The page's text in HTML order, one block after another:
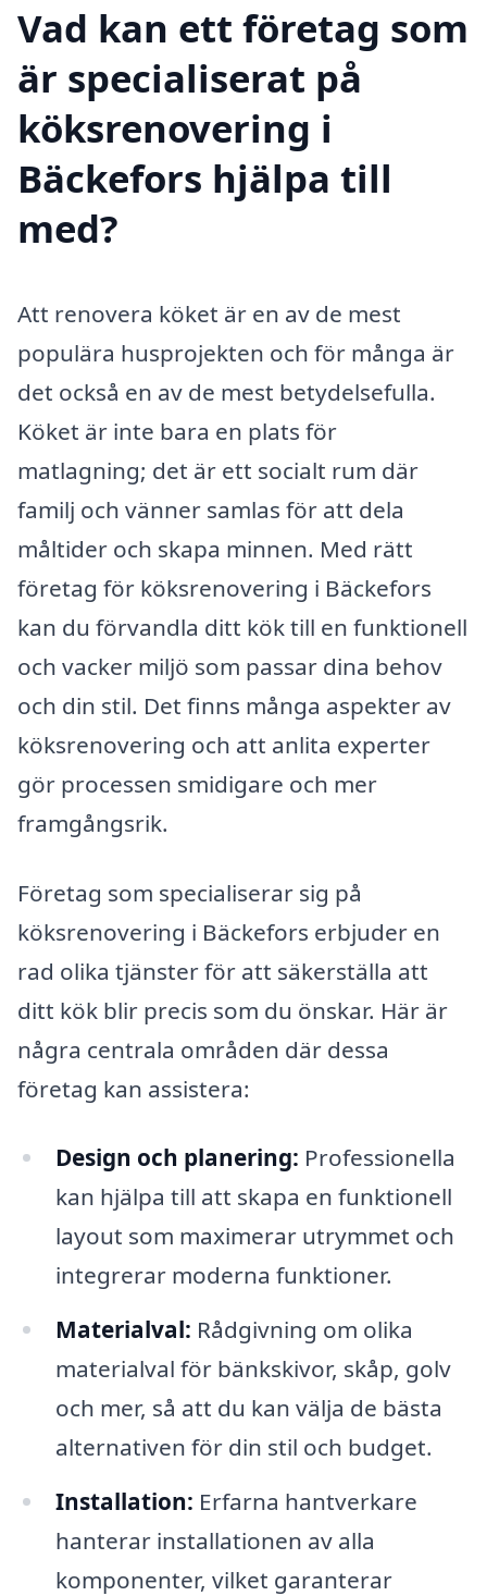
Vad kan ett företag som
är specialiserat på
köksrenovering i
Bäckefors hjälpa till
med?
Att renovera köket är en av de mest
populära husprojekten och för många är
det också en av de mest betydelsefulla.
Köket är inte bara en plats för
matlagning; det är ett socialt rum där
familj och vänner samlas för att dela
måltider och skapa minnen. Med rätt
företag för köksrenovering i Bäckefors
kan du förvandla ditt kök till en funktionell
och vacker miljö som passar dina behov
och din stil. Det finns många aspekter av
köksrenovering och att anlita experter
gör processen smidigare och mer
framgångsrik.
Företag som specialiserar sig på
köksrenovering i Bäckefors erbjuder en
rad olika tjänster för att säkerställa att
ditt kök blir precis som du önskar. Här är
några centrala områden där dessa
företag kan assistera:
Design och planering: Professionella
kan hjälpa till att skapa en funktionell
layout som maximerar utrymmet och
integrerar moderna funktioner.
Materialval: Rådgivning om olika
materialval för bänkskivor, skåp, golv
och mer, så att du kan välja de bästa
alternativen för din stil och budget.
Installation: Erfarna hantverkare
hanterar installationen av alla
komponenter, vilket garanterar